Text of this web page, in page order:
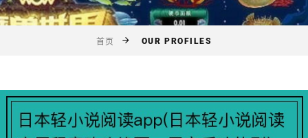
首页 OUR PROFILES